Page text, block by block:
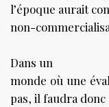
l’époque aurait
non-
Dans un
monde où une
pas, il faudra donc